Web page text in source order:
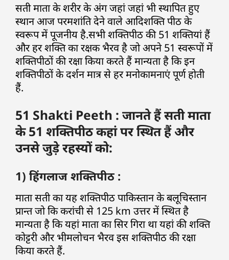
सती माता के शरीर के अंग जहां जहां भी स्थापित हुए
स्थान आज परमशांति देने वाले आदिशक्ति पीठ के
स्वरूप में पूजनीय है.सभी शक्तिपीठ की 51 शक्तियां हैं
और हर शक्ति का रक्षक भैरव है जो अपने 51 स्वरूपों में
शक्तिपीठों की रक्षा किया करते हैं मान्यता है कि इन
शक्तिपीठों के दर्शन मात्र से हर मनोकामनाएं पूर्ण होती
हैं.
51 Shakti Peeth : जानते हैं सती माता
के 51 शक्तिपीठ कहां पर स्थित हैं और
उनसे जुड़े रहस्यों को:
1) हिंगलाज शक्तिपीठ :
माता सती का यह शक्तिपीठ पाकिस्तान के बलूचिस्तान
प्रान्त जो कि करांची से 125 km उत्तर में स्थित है
मान्यता है कि यहां माता का सिर गिरा था यहां की शक्ति
कोट्टरी और भीमलोचन भैरव इस शक्तिपीठ की रक्षा
किया करते हैं.